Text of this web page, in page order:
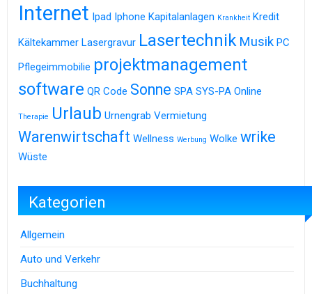
Internet Ipad Iphone Kapitalanlagen Krankheit Kredit
Kältekammer Lasergravur Lasertechnik Musik PC
Pflegeimmobilie projektmanagement
software QR Code Sonne SPA SYS-PA Online
Therapie Urlaub Urnengrab Vermietung
Warenwirtschaft Wellness Werbung Wolke wrike
Wüste
Kategorien
Allgemein
Auto und Verkehr
Buchhaltung